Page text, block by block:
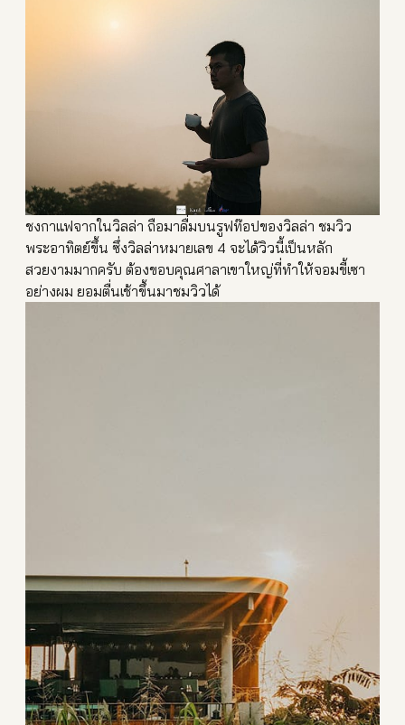
ชงกาแฟจากในวิลล่า ถือมาดื่มบนรูฟท๊อปของวิลล่า ชมวิว
พระอาทิตย์ขึ้น ซึ่งวิลล่าหมายเลข 4 จะได้วิวนี้เป็นหลัก
สวยงามมากครับ ต้องขอบคุณศาลาเขาใหญ่ที่ทำให้จอมขี้เซา
อย่างผม ยอมตื่นเช้าขึ้นมาชมวิวได้